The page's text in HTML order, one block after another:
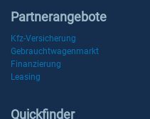
Partnerangebote
Kfz-Versicherung
Gebrauchtwagenmarkt
Finanzierung
Leasing
Quickfinder